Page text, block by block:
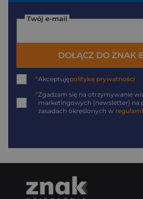
Twój e-mail
DOŁĄCZ DO ZNAK
*Akceptujępolitykę prywatności
*Zgadzam się na otrzymywanie
marketingowych (newsletter) na
zasadach określonych w